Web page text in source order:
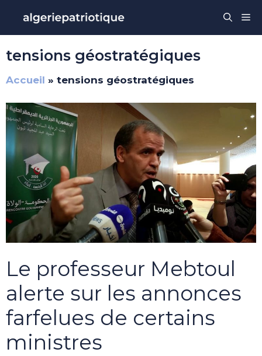
contenu
tensions géostratégiques
Accueil » tensions géostratégiques
Le professeur Mebtoul
alerte sur les annonces
farfelues de certains
ministres